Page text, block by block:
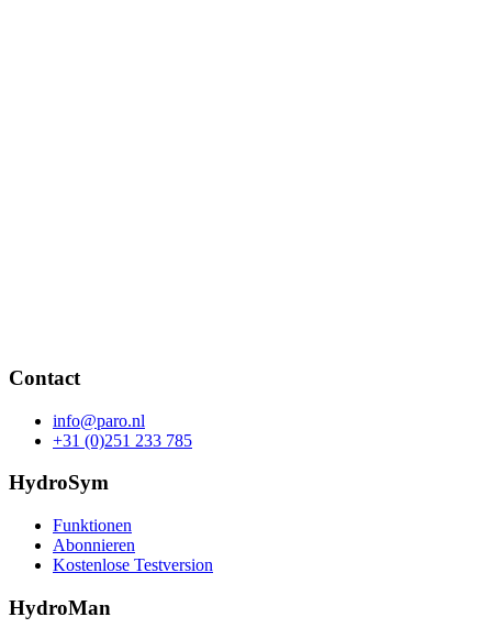
Contact
info@paro.nl
+31 (0)251 233 785
HydroSym
Funktionen
Abonnieren
Kostenlose Testversion
HydroMan